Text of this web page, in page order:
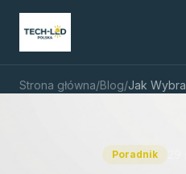
Strona główna/Blog/
Poradnik